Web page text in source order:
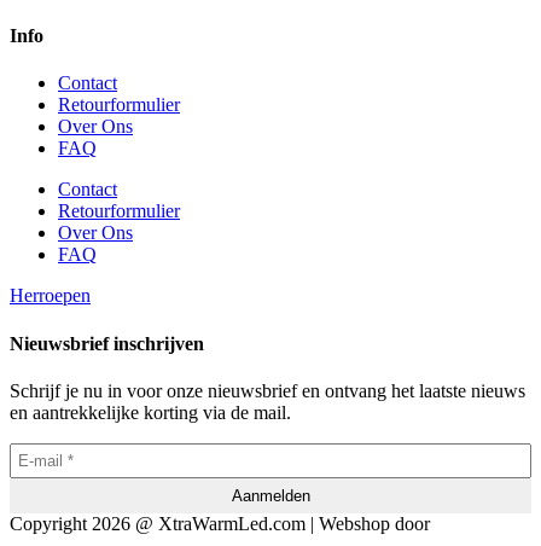
Info
Contact
Retourformulier
Over Ons
FAQ
Contact
Retourformulier
Over Ons
FAQ
Herroepen
Nieuwsbrief inschrijven
Schrijf je nu in voor onze nieuwsbrief en ontvang het laatste nieuws
en aantrekkelijke korting via de mail.
Copyright 2026 @ XtraWarmLed.com | Webshop door